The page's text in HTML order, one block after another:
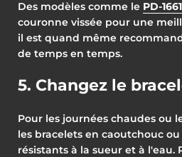
Des modèles comme le PD-1661
couronne vissée pour une
il est quand même
de temps en temps.
5. Changez le
Pour les journées chaudes ou
les bracelets en caoutchouc
résistants à la sueur et à l'eau.